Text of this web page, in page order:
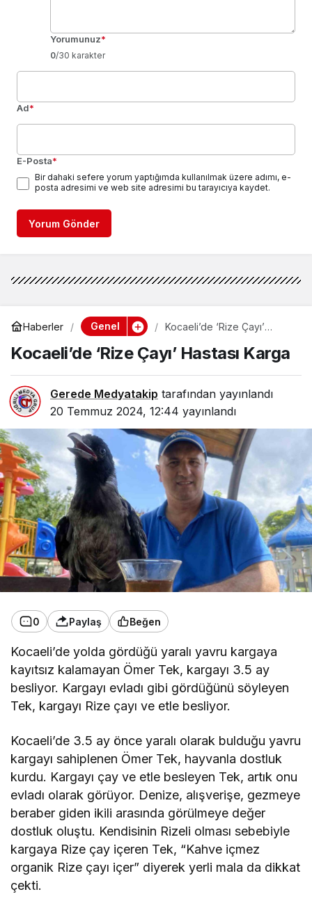
Yorumunuz*
0/30 karakter
Ad*
E-Posta*
Bir dahaki sefere yorum yaptığımda kullanılmak üzere adımı, e-
posta adresimi ve web site adresimi bu tarayıcıya kaydet.
Yorum Gönder
Haberler Genel
Kocaeli’de ‘Rize Çayı’
Kocaeli’de ‘Rize Çayı’ Hastası Karga
Gerede Medyatakip tarafından yayınlandı
20 Temmuz 2024, 12:44 yayınlandı
0 Paylaş Beğen
Kocaeli’de yolda gördüğü yaralı yavru kargaya
kayıtsız kalamayan Ömer Tek, kargayı 3.5 ay
besliyor. Kargayı evladı gibi gördüğünü söyleyen
Tek, kargayı Rize çayı ve etle besliyor.
Kocaeli’de 3.5 ay önce yaralı olarak bulduğu yavru
kargayı sahiplenen Ömer Tek, hayvanla dostluk
kurdu. Kargayı çay ve etle besleyen Tek, artık onu
evladı olarak görüyor. Denize, alışverişe, gezmeye
beraber giden ikili arasında görülmeye değer
dostluk oluştu. Kendisinin Rizeli olması sebebiyle
kargaya Rize çay içeren Tek, “Kahve içmez
organik Rize çayı içer” diyerek yerli mala da dikkat
çekti.